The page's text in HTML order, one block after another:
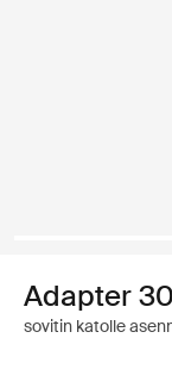
Adapter
sovitin katolle